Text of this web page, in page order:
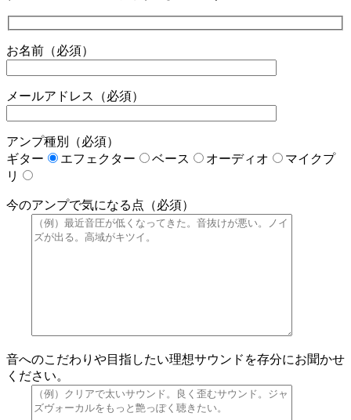
お名前（必須）
メールアドレス（必須）
アンプ種別（必須）
ギター
エフェクター ベース オーディオ
マイクプ
リ
今のアンプで気になる点（必須）
音へのこだわりや目指したい理想サウンドを存分にお聞かせ
ください。